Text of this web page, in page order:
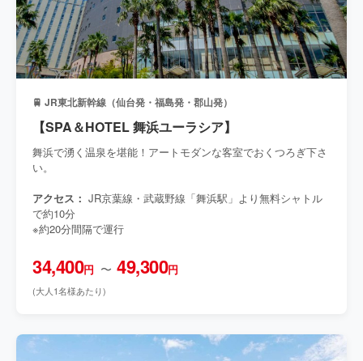
🚆 JR東北新幹線（仙台発・福島発・郡山発）
【SPA＆HOTEL 舞浜ユーラシア】
舞浜で湧く温泉を堪能！アートモダンな客室でおくつろぎ下さ
い。
アクセス： JR京葉線・武蔵野線「舞浜駅」より無料シャトル
で約10分
※約20分間隔で運行
34,400円 〜 49,300円
(大人1名様あたり)